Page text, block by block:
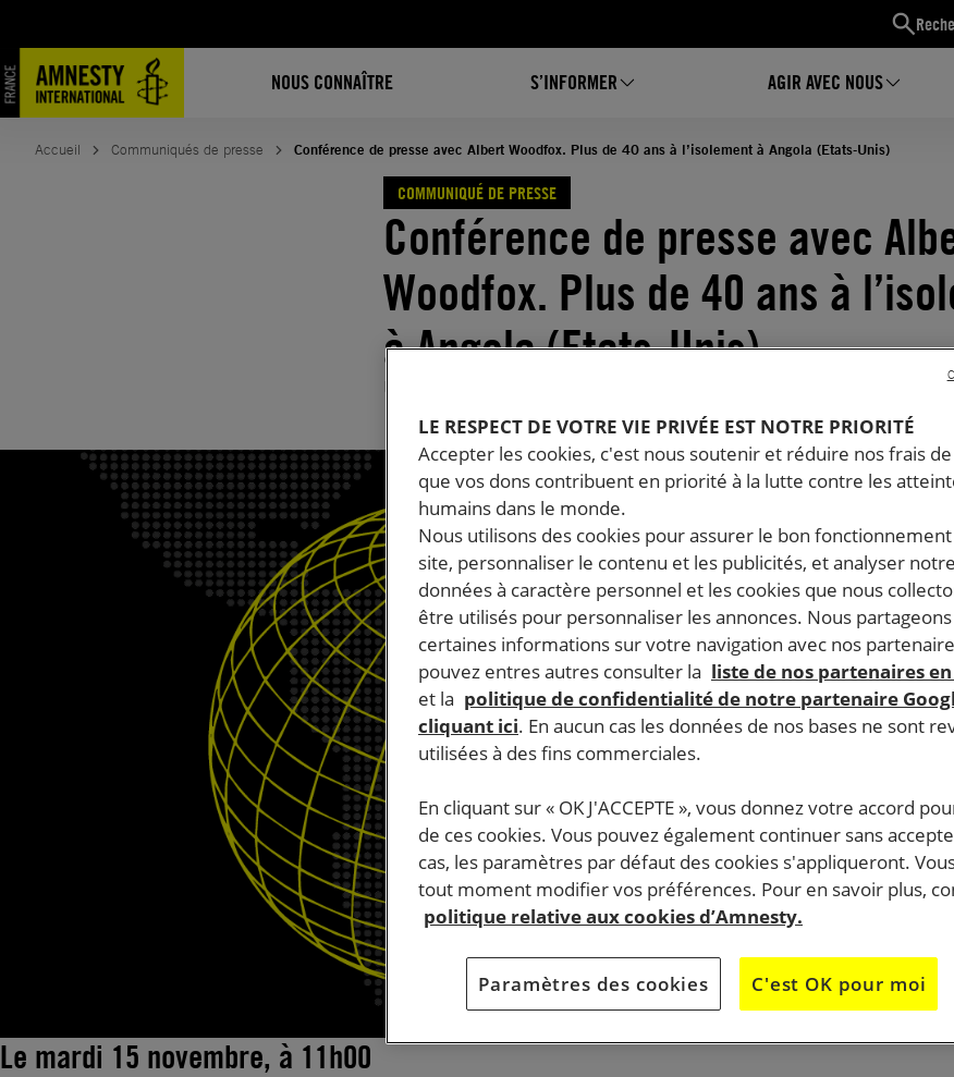
NOUS CONNAÎTRE S’INFORMER AGIR AVEC NOUS
contenu
Accueil Communiqués de presse Conférence de presse avec Albert Woodfox. Plus de 40 ans à l’isolement à Angola (Etats-Unis)
COMMUNIQUÉ DE PRESSE
Conférence de presse avec
Woodfox. Plus de 40 ans à
à Angola (Etats-Unis)
Le mardi 15 novembre, à 11h00
LE RESPECT DE VOTRE VIE PRIVÉE EST NOTRE PRIORITÉ
Accepter les cookies, c'est nous soutenir et réduire nos frais
que vos dons contribuent en priorité à la lutte contre les
humains dans le monde.
Nous utilisons des cookies pour assurer le bon
site, personnaliser le contenu et les publicités, et analyser
données à caractère personnel et les cookies que nous
être utilisés pour personnaliser les annonces. Nous partageons
certaines informations sur votre navigation avec nos
pouvez entres autres consulter la liste de nos partenaires
et la politique de confidentialité de notre partenaire
cliquant ici. En aucun cas les données de nos bases ne sont
utilisées à des fins commerciales.
En cliquant sur « OK J'ACCEPTE », vous donnez votre accord
de ces cookies. Vous pouvez également continuer sans
cas, les paramètres par défaut des cookies s'appliqueront.
tout moment modifier vos préférences. Pour en savoir plus,
politique relative aux cookies d’Amnesty.
Paramètres des cookies C'est OK pour moi